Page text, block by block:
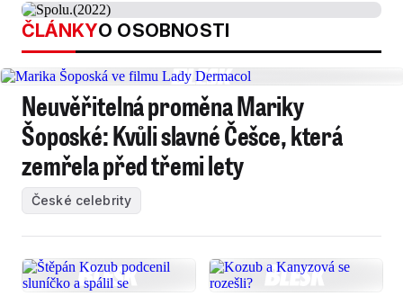
ČLÁNKYO OSOBNOSTI
Neuvěřitelná proměna Mariky
Šoposké: Kvůli slavné Češce, která
zemřela před třemi lety
České celebrity